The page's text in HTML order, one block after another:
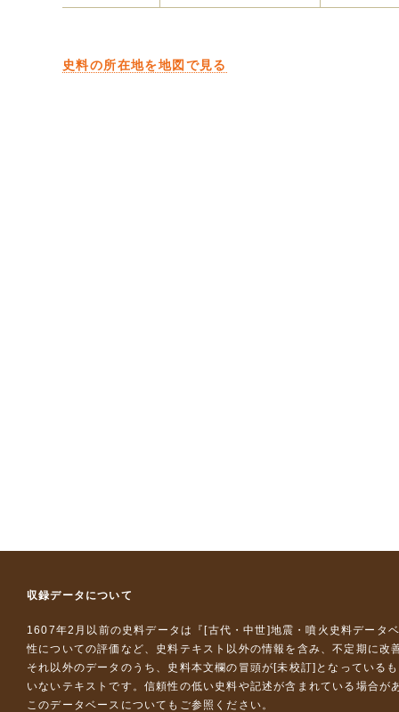
史料の所在地を地図で見る
収録データについて
1607年2月以前の史料データは『 [古代・中世]地震・噴火史料データ
性についての評価など、史料テキスト以外の情報を含み、不定期に改
それ以外のデータのうち、史料本文欄の冒頭が[未校訂]となっている
いないテキストです。信頼性の低い史料や記述が含まれている場合が
このデータベースについて もご参照ください。